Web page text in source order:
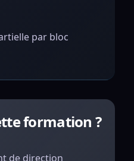
par bloc
formation ?
de direction